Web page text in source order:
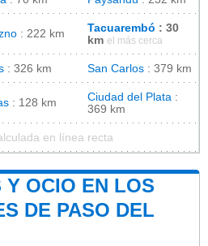
: 222 km Tacuarembó : 30
km el más cerca
: 326 km San Carlos : 379 km
: 128 km Ciudad del Plata :
369 km
en línea recta
Y OCIO EN LOS
DE PASO DEL